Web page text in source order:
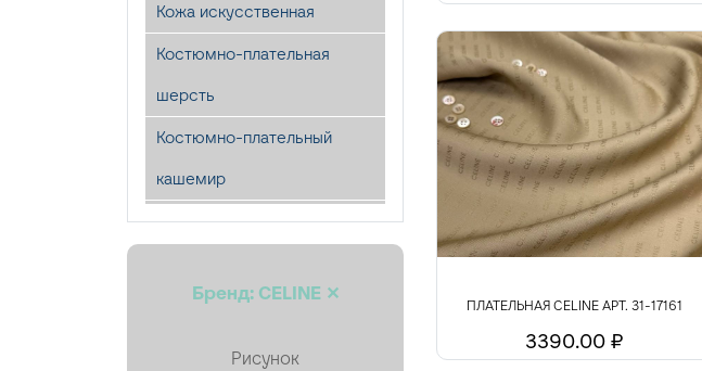
Кожа искусственная
Костюмно-плательная
шерсть
Костюмно-плательный
кашемир
Кружево
Мех искусственный
Бренд: CELINE ✕
Рисунок
ПЛАТЕЛЬНАЯ CELINE АРТ. 31-17161
3390.00 ₽